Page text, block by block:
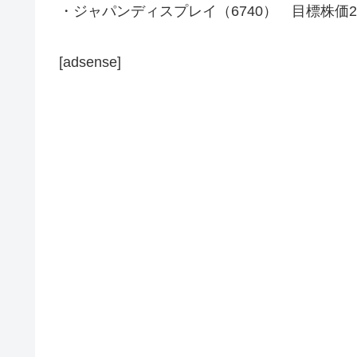
・ジャパンディスプレイ（6740） 目標株価
[adsense]